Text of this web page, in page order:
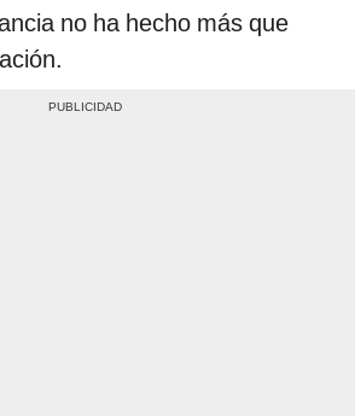
no ha hecho más que